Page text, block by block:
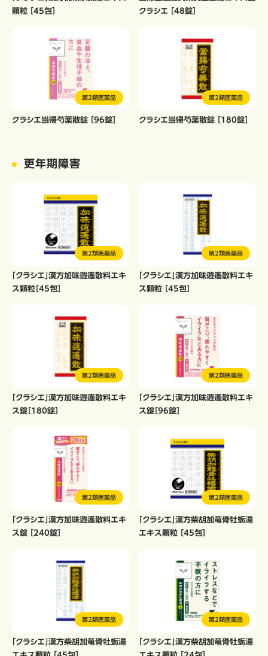
顆粒 ［45包］
クラシエ ［48錠］
第2類医薬品
クラシエ当帰芍薬散錠 ［96錠］
第2類医薬品
クラシエ当帰芍薬散錠 ［180錠］
更年期障害
第2類医薬品
「クラシエ」漢方加味逍遙散料エキ
ス顆粒［45包］
第2類医薬品
「クラシエ」漢方加味逍遙散料エキ
ス顆粒 ［45包］
第2類医薬品
「クラシエ」漢方加味逍遙散料エキ
ス錠［180錠］
第2類医薬品
「クラシエ」漢方加味逍遙散料エキ
ス錠［96錠］
第2類医薬品
「クラシエ」漢方加味逍遙散料エキ
ス錠 ［240錠］
第2類医薬品
「クラシエ」漢方柴胡加竜骨牡蛎湯
エキス顆粒 ［45包］
第2類医薬品
「クラシエ」漢方柴胡加竜骨牡蛎湯
第2類医薬品
「クラシエ」漢方柴胡加竜骨牡蛎湯